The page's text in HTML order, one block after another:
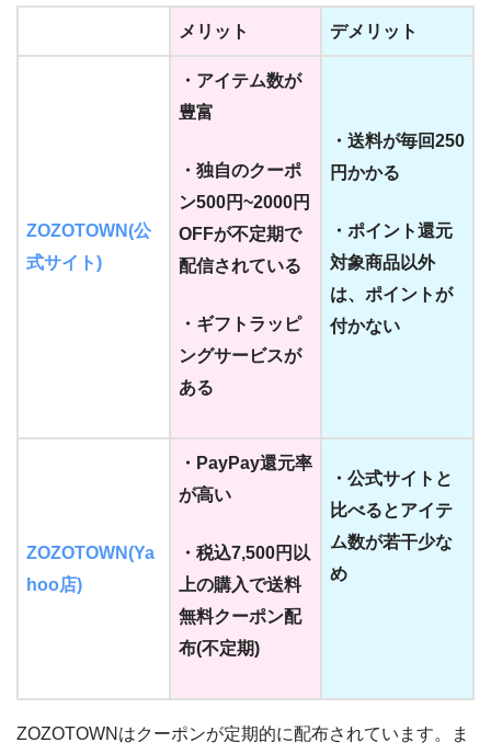
メリット デメリット
ZOZOTOWN(公
式サイト)
・アイテム数が
豊富
・独自のクーポ
ン500円~2000円
OFFが不定期で
配信されている
・ギフトラッピ
ングサービスが
ある
・送料が毎回250
円かかる
・ポイント還元
対象商品以外
は、ポイントが
付かない
ZOZOTOWN(Ya
hoo店)
・PayPay還元率
が高い
・税込7,500円以
上の購入で送料
無料クーポン配
布(不定期)
・公式サイトと
比べるとアイテ
ム数が若干少な
め
ZOZOTOWNはクーポンが定期的に配布されています。ま